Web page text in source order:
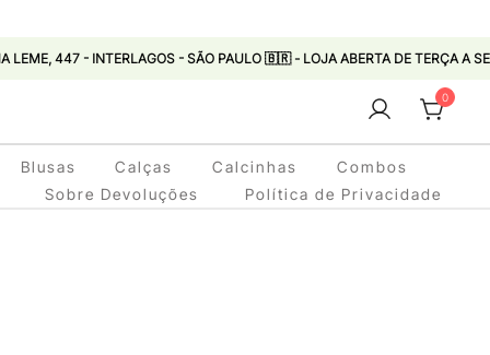
- INTERLAGOS - SÃO PAULO 🇧🇷 - LOJA ABERTA DE TERÇA A SEXTA
0
Blusas Calças Calcinhas
Combos
Sobre Devoluções Política de Privacidade